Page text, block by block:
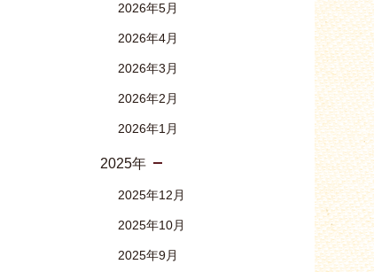
2026年5月
2026年4月
2026年3月
2026年2月
2026年1月
2025年
2025年12月
2025年10月
2025年9月